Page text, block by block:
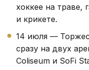
хоккее на траве,
и крикете.
14 июля —
сразу на двух
Coliseum и SoFi